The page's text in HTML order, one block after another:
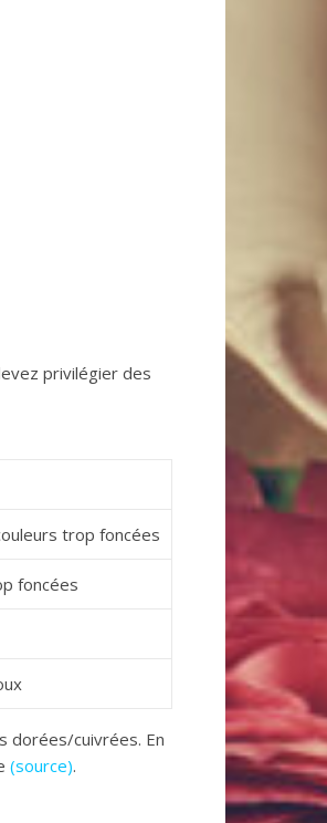
privilégier des
trop foncées
foncées
dorées/cuivrées. En
(source).